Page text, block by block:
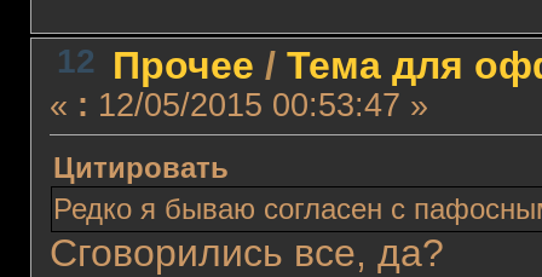
12 Прочее / Тема для
« : 12/05/2015 00:53:47 »
Цитировать
Редко я бываю согласен с
Сговорились все, да?